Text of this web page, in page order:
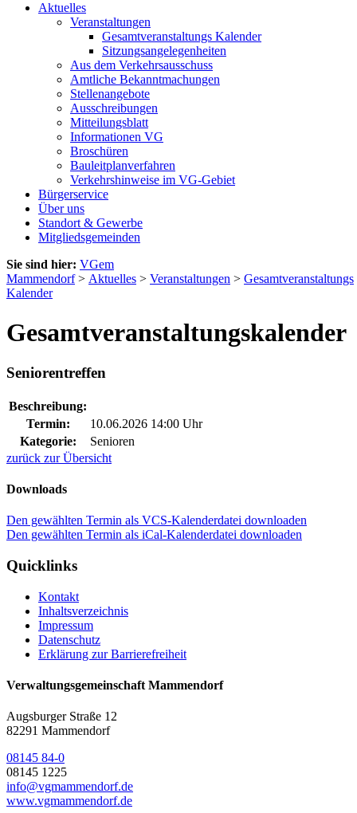
Aktuelles
Veranstaltungen
Gesamtveranstaltungs Kalender
Sitzungsangelegenheiten
Aus dem Verkehrsausschuss
Amtliche Bekanntmachungen
Stellenangebote
Ausschreibungen
Mitteilungsblatt
Informationen VG
Broschüren
Bauleitplanverfahren
Verkehrshinweise im VG-Gebiet
Bürgerservice
Über uns
Standort & Gewerbe
Mitgliedsgemeinden
Sie sind hier: VGem
Mammendorf> Aktuelles > Veranstaltungen > Gesamtveranstaltungs
Kalender
Gesamtveranstaltungskalender
Seniorentreffen
Beschreibung:
Termin:
10.06.2026 14:00 Uhr
Kategorie:
Senioren
zurück zur Übersicht
Downloads
Den gewählten Termin als VCS-Kalenderdatei downloaden
Den gewählten Termin als iCal-Kalenderdatei downloaden
Quicklinks
Kontakt
Inhaltsverzeichnis
Impressum
Datenschutz
Erklärung zur Barrierefreiheit
Verwaltungsgemeinschaft Mammendorf
Augsburger Straße 12
82291 Mammendorf
08145 84-0
08145 1225
info@vgmammendorf.de
www.vgmammendorf.de